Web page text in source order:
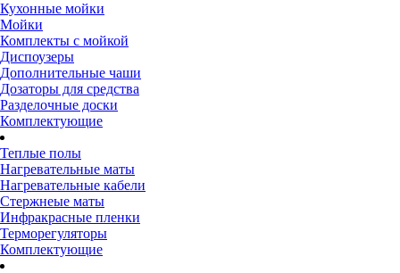
Кухонные мойки
Мойки
Комплекты с мойкой
Диспоузеры
Дополнительные чаши
Дозаторы для средства
Разделочные доски
Комплектующие
Теплые полы
Нагревательные маты
Нагревательные кабели
Стержнеые маты
Инфракрасные пленки
Терморегуляторы
Комплектующие